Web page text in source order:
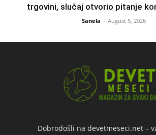
trgovini, slučaj otvorio pitanje
Sanela - August 5, 2026
Dobrodošli na devetmeseci.net –